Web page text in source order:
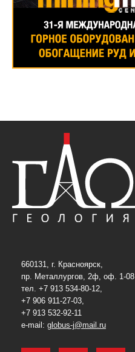
660131, г. Красноярск,
пр. Металлургов, 2ф, оф. 1-08
тел. +7 913 534-80-12,
+7 906 911-27-03,
+7 913 532-92-11
e-mail: globus-j@mail.ru